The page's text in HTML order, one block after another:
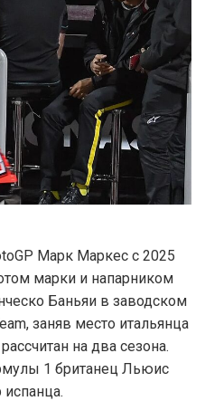
Марк Маркес с 2025
марки и напарником
Баньяи в заводском
заняв место итальянца
на два сезона.
1 британец Льюис